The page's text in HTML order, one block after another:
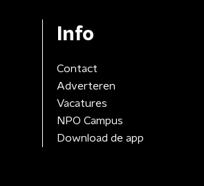
Info
Contact
Adverteren
Vacatures
NPO Campus
Download de app